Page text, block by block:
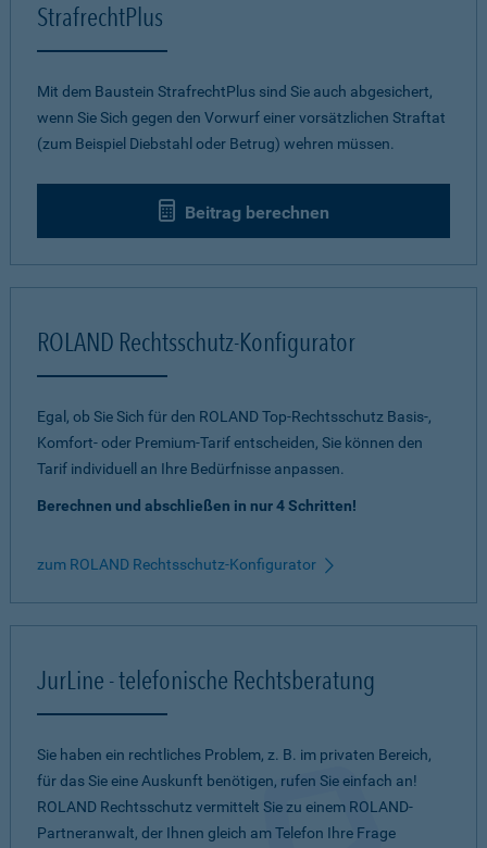
StrafrechtPlus
Mit dem Baustein StrafrechtPlus sind Sie auch abgesichert,
wenn Sie Sich gegen den Vorwurf einer vorsätzlichen Straftat
(zum Beispiel Diebstahl oder Betrug) wehren müssen.
Beitrag berechnen
ROLAND Rechtsschutz-Konfigurator
Egal, ob Sie Sich für den ROLAND Top-Rechtsschutz Basis-,
Komfort- oder Premium-Tarif entscheiden, Sie können den
Tarif individuell an Ihre Bedürfnisse anpassen.
Berechnen und abschließen in nur 4 Schritten!
zum ROLAND Rechtsschutz-Konfigurator
JurLine - telefonische Rechtsberatung
Sie haben ein rechtliches Problem, z. B. im privaten Bereich,
für das Sie eine Auskunft benötigen, rufen Sie einfach an!
ROLAND Rechtsschutz vermittelt Sie zu einem ROLAND-
Partneranwalt, der Ihnen gleich am Telefon Ihre Frage